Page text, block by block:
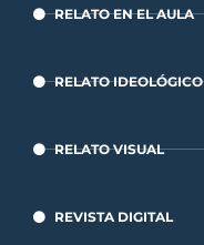
RELATO EN EL AULA
RELATO IDEOLÓGICO
RELATO VISUAL
REVISTA DIGITAL